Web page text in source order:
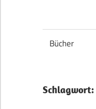
Bücher
Schlagwort: